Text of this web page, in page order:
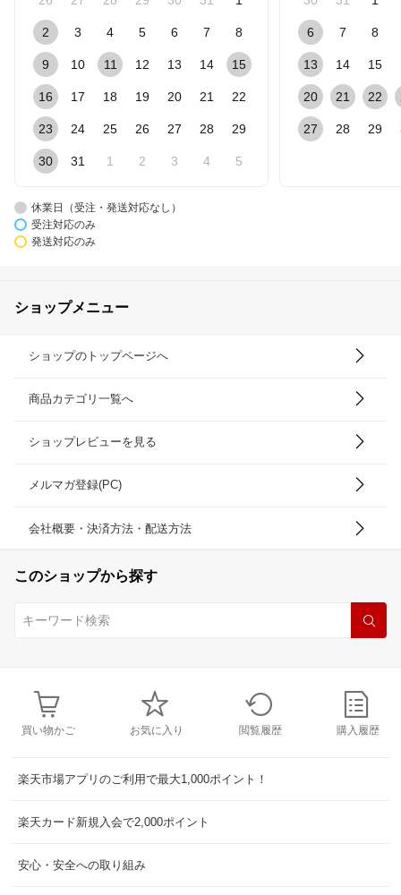
2 3 4 5 6 7 8
9 10 11 12 13 14 15
16 17 18 19 20 21 22
23 24 25 26 27 28 29
30 31 1 2 3 4 5
6 7 8
13 14 15
20 21 22
27 28 29
休業日（受注・発送対応なし）
受注対応のみ
発送対応のみ
ショップメニュー
ショップのトップページへ
商品カテゴリ一覧へ
ショップレビューを見る
メルマガ登録(PC)
会社概要・決済方法・配送方法
このショップから探す
買い物かご お気に入り 閲覧履歴 購入履歴
楽天市場アプリのご利用で最大1,000ポイント！
楽天カード新規入会で2,000ポイント
安心・安全への取り組み